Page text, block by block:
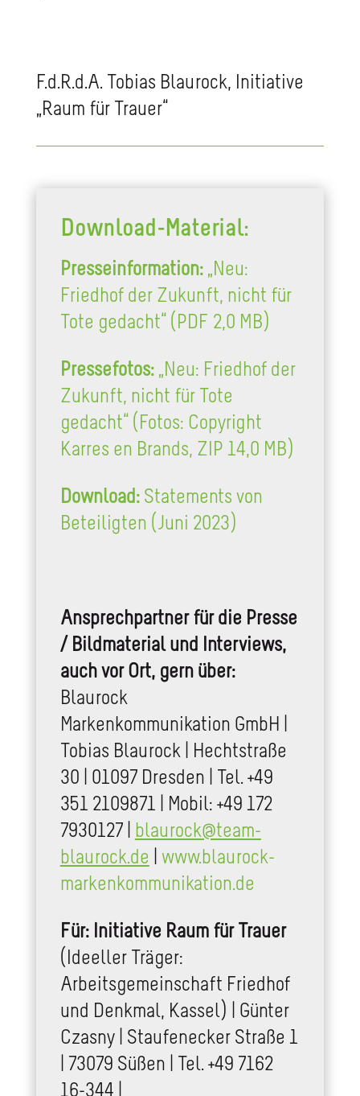
F.d.R.d.A. Tobias Blaurock, Initiative
„Raum für Trauer“
Download-Material:
Presseinformation:„Neu:
Friedhof der Zukunft, nicht für
Tote gedacht“ (PDF 2,0 MB)
Pressefotos:„Neu: Friedhof der
Zukunft, nicht für Tote
gedacht“ (Fotos: Copyright
Karres en Brands, ZIP 14,0 MB)
Download:Statements von
Beteiligten (Juni 2023)
Ansprechpartner für die Presse
/ Bildmaterial und Interviews,
auch vor Ort, gern über:
Blaurock
Markenkommunikation GmbH |
Tobias Blaurock | Hechtstraße
30 | 01097 Dresden | Tel. +49
351 2109871 | Mobil: +49 172
7930127 | blaurock@team-
blaurock.de | www.blaurock-
markenkommunikation.de
Für: Initiative Raum für Trauer
(Ideeller Träger:
Arbeitsgemeinschaft Friedhof
und Denkmal, Kassel) | Günter
Czasny | Staufenecker Straße 1
| 73079 Süßen | Tel. +49 7162
16-344 |